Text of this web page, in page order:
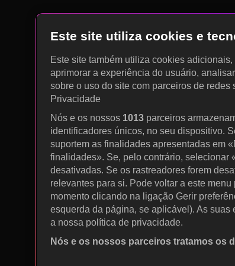
Este site utiliza cookies e
Este site também utiliza cookies
aprimorar a experiência do usuário,
sobre o uso do site com parceiros de
Privacidade
Nós e os nossos 1013 parceiros
identificadores únicos, no seu dispositivo.
suportem as finalidades apresentadas em
finalidades». Se, pelo contrário, selecionar
desativadas. Se os rastreadores forem
relevantes para si. Pode voltar a este
momento clicando na ligação Gerir
esquerda da página, se aplicável). As
a nossa política de privacidade.
Nós e os nossos parceiros tratamos os